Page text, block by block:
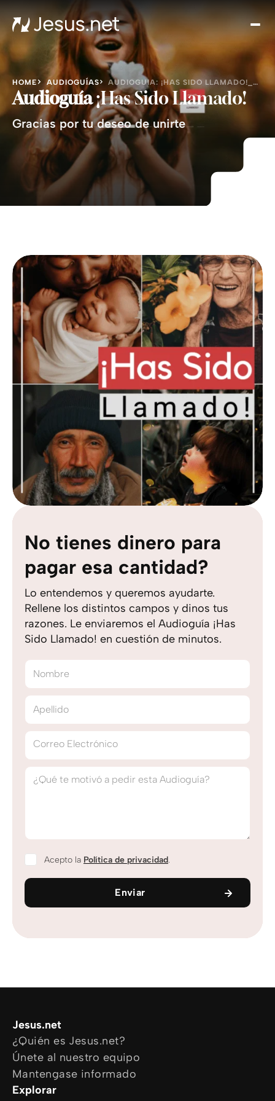
y
HOME AUDIOGUÍAS AUDIOGUIA: ¡HAS SIDO LLAMADO!_GRATIS
Audioguía¡Has Sido Llamado!
Gracias por tu deseo de unirte
No tienes dinero para
pagar esa cantidad?
Lo entendemos y queremos ayudarte.
Rellene los distintos campos y dinos tus
razones. Le enviaremos el Audioguía ¡Has
Sido Llamado! en cuestión de minutos.
Nombre
Apellido
Correo Electrónico
¿Qué te motivó a pedir esta Audioguía?
Acepto la Política de privacidad.
Enviar
Jesus.net
¿Quién es Jesus.net?
Únete al nuestro equipo
Mantengase informado
Explorar